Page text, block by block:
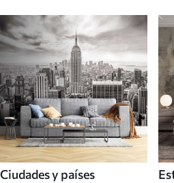
Ciudades y países